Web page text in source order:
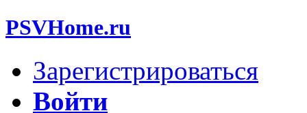
PSVHome.ru
Зарегистрироваться
Войти